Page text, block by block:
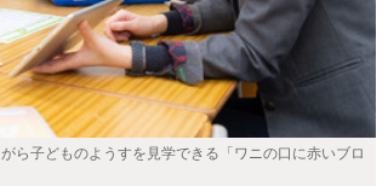
ら子どものようすを見学できる「ワニの口に赤いブロ